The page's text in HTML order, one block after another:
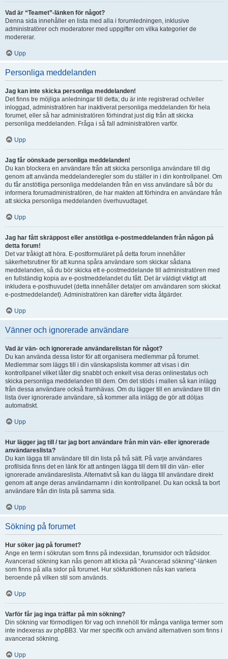
Vad är “Teamet”-länken för något?
Denna sida innehåller en lista med alla i forumledningen, inklusive
administratörer och moderatorer med uppgifter om vilka kategorier de
modererar.
Upp
Personliga meddelanden
Jag kan inte skicka personliga meddelanden!
Det finns tre möjliga anledningar till detta; du är inte registrerad och/eller
inloggad, administratören har inaktiverat personliga meddelanden för hela
forumet, eller så har administratören förhindrat just dig från att skicka
personliga meddelanden. Fråga i så fall administratören varför.
Upp
Jag får oönskade personliga meddelanden!
Du kan blockera en användare från att skicka personliga användare till dig
genom att använda meddelanderegler som du ställer in i din kontrollpanel. Om
du får anstötliga personliga meddelanden från en viss användare så bör du
informera forumadministratören, de har makten att förhindra en användare från
att skicka personliga meddelanden överhuvudtaget.
Upp
Jag har fått skräppost eller anstötliga e-postmeddelanden från någon på
detta forum!
Det var tråkigt att höra. E-postformuläret på detta forum innehåller
säkerhetsrutiner för att kunna spåra användare som skickar sådana
meddelanden, så du bör skicka ett e-postmeddelande till administratören med
en fullständig kopia av e-postmeddelandet du fått. Det är väldigt viktigt att
inkludera e-posthuvudet (detta innehåller detaljer om användaren som skickat
e-postmeddelandet). Administratören kan därefter vidta åtgärder.
Upp
Vänner och ignorerade användare
Vad är vän- och ignorerade användarelistan för något?
Du kan använda dessa listor för att organisera medlemmar på forumet.
Medlemmar som läggs till i din vänskapslista kommer att visas i din
kontrollpanel vilket låter dig snabbt och enkelt visa deras onlinestatus och
skicka personliga meddelanden till dem. Om det stöds i mallen så kan inlägg
från dessa användare också framhävas. Om du lägger till en användare till din
lista över ignorerade användare, så kommer alla inlägg de gör att döljas
automatiskt.
Upp
Hur lägger jag till / tar jag bort användare från min vän- eller ignorerade
användareslista?
Du kan lägga till användare till din lista på två sätt. På varje användares
profilsida finns det en länk för att antingen lägga till dem till din vän- eller
ignorerade användareslista. Alternativt så kan du lägga till användare direkt
genom att ange deras användarnamn i din kontrollpanel. Du kan också ta bort
användare från din lista på samma sida.
Upp
Sökning på forumet
Hur söker jag på forumet?
Ange en term i sökrutan som finns på indexsidan, forumsidor och trådsidor.
Avancerad sökning kan nås genom att klicka på “Avancerad sökning”-länken
som finns på alla sidor på forumet. Hur sökfunktionen nås kan variera
beroende på vilken stil som används.
Upp
Varför får jag inga träffar på min sökning?
Din sökning var förmodligen för vag och innehöll för många vanliga termer som
inte indexeras av phpBB3. Var mer specifik och använd alternativen som finns i
avancerad sökning.
Upp